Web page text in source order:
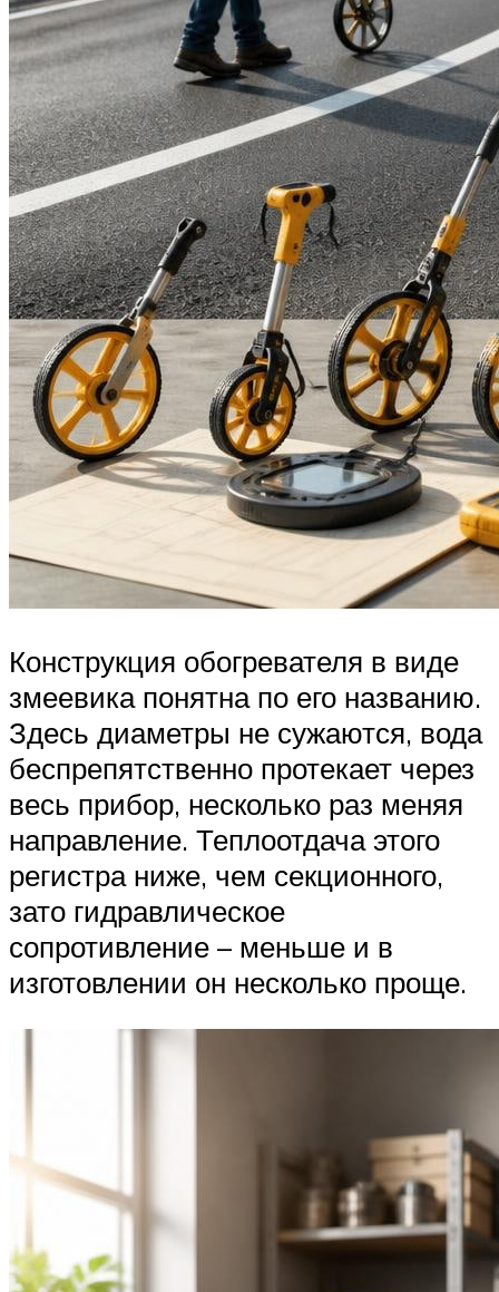
Конструкция обогревателя в виде
змеевика понятна по его названию.
Здесь диаметры не сужаются, вода
беспрепятственно протекает через
весь прибор, несколько раз меняя
направление. Теплоотдача этого
регистра ниже, чем секционного,
зато гидравлическое
сопротивление – меньше и в
изготовлении он несколько проще.